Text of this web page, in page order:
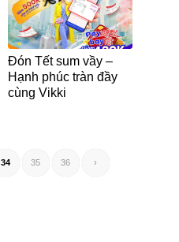
Đón Tết sum vầy –
Hạnh phúc tràn đầy
cùng Vikki
34 35 36 ›